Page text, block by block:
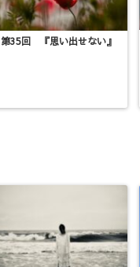
第35回 『思い出せない』